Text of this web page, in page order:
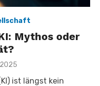
Mythos oder
ist längst kein